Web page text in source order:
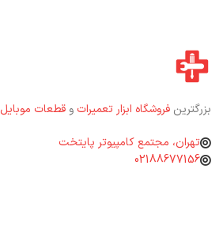
بزرگترین فروشگاه ابزار تعمیرات و قطعات موبایل
تهران، مجتمع کامپیوتر پایتخت
02188677156